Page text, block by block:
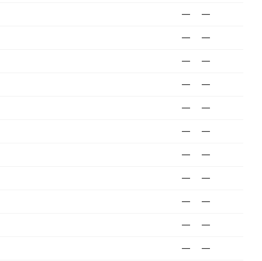
— —
— —
— —
— —
— —
— —
— —
— —
— —
— —
— —